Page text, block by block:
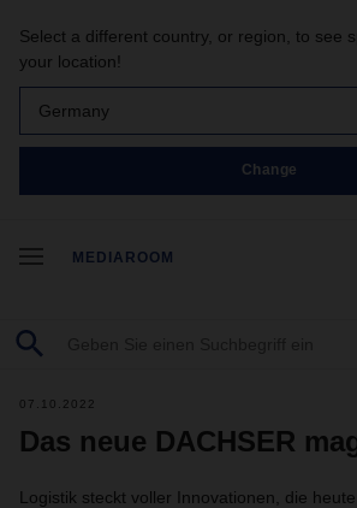
Select a different country, or region, to see
your location!
Germany
Change
MEDIAROOM
07.10.2022
Das neue DACHSER
Logistik steckt voller Innovationen, die